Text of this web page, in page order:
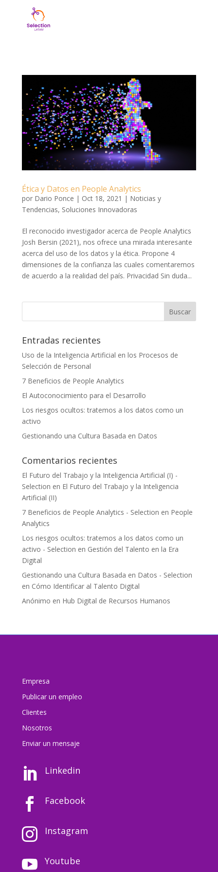
Ética y Datos en People Analytics
por Dario Ponce | Oct 18, 2021 | Noticias y
Tendencias, Soluciones Innovadoras
El reconocido investigador acerca de People Analytics
Josh Bersin (2021), nos ofrece una mirada interesante
acerca del uso de los datos y la ética. Propone 4
dimensiones de la confianza las cuales comentaremos
de acuerdo a la realidad del país. Privacidad Sin duda...
Entradas recientes
Uso de la Inteligencia Artificial en los Procesos de
Selección de Personal
7 Beneficios de People Analytics
El Autoconocimiento para el Desarrollo
Los riesgos ocultos: tratemos a los datos como un
activo
Gestionando una Cultura Basada en Datos
Comentarios recientes
El Futuro del Trabajo y la Inteligencia Artificial (I) -
Selection en El Futuro del Trabajo y la Inteligencia
Artificial (II)
7 Beneficios de People Analytics - Selection en People
Analytics
Los riesgos ocultos: tratemos a los datos como un
activo - Selection en Gestión del Talento en la Era
Digital
Gestionando una Cultura Basada en Datos - Selection
en Cómo Identificar al Talento Digital
Anónimo en Hub Digital de Recursos Humanos
Empresa
Publicar un empleo
Clientes
Nosotros
Enviar un mensaje
 Linkedin
 Facebook
 Instagram
 Youtube